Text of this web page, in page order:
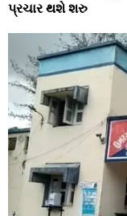
પ્રચાર થશે શરુ